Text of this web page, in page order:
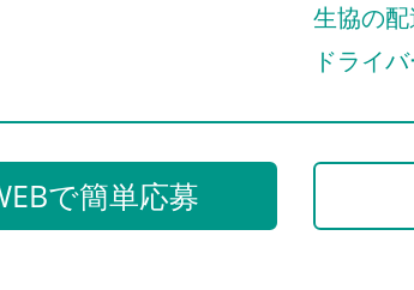
生協の
ドライ
で簡単応募